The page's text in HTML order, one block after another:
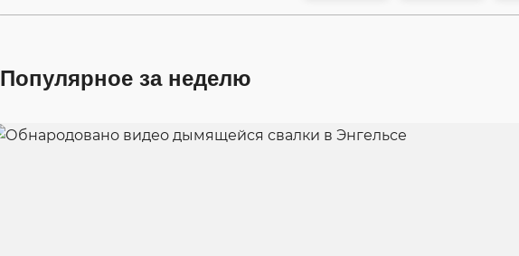
Популярное за неделю